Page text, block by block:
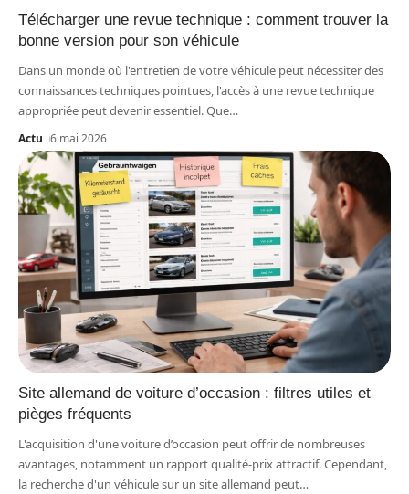
Télécharger une revue technique : comment trouver la
bonne version pour son véhicule
Dans un monde où l'entretien de votre véhicule peut nécessiter des
connaissances techniques pointues, l'accès à une revue technique
appropriée peut devenir essentiel. Que…
Actu 6 mai 2026
Site allemand de voiture d’occasion : filtres utiles et
pièges fréquents
L'acquisition d'une voiture d’occasion peut offrir de nombreuses
avantages, notamment un rapport qualité-prix attractif. Cependant,
la recherche d'un véhicule sur un site allemand peut…